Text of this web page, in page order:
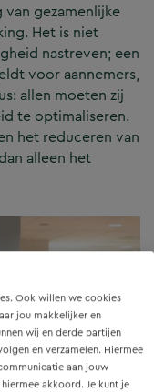
Ook willen we cookies
jou makkelijker en
wij en derde partijen
en verzamelen. Hiermee
aan jouw
akkoord. Je kunt je
gezamenlijke
Het is niet
nastreven; een
voor aannemers,
allen moeten zij
te optimaliseren.
het reduceren van
alleen het